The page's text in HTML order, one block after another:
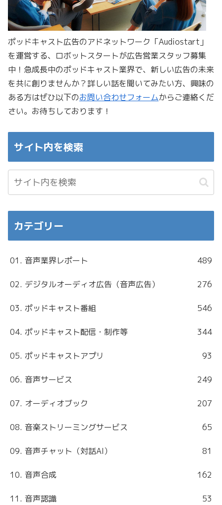
ポッドキャスト広告のアドネットワーク「Audiostart」
を運営する、ロボットスタートが広告営業スタッフ募集
中！急成長中のポッドキャスト業界で、新しい広告の未来
を共に創りませんか？詳しい話を聞いてみたい方、興味の
ある方はぜひ以下のお問い合わせフォームからご連絡くだ
さい。お待ちしております！
サイト内を検索
カテゴリー
01. 音声業界レポート 489
02. デジタルオーディオ広告（音声広告） 276
03. ポッドキャスト番組 546
04. ポッドキャスト配信・制作等 344
05. ポッドキャストアプリ 93
06. 音声サービス 249
07. オーディオブック 207
08. 音楽ストリーミングサービス 65
09. 音声チャット（対話AI） 81
10. 音声合成 162
11. 音声認識 53